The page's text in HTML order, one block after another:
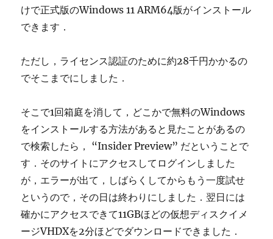
けで正式版のWindows 11 ARM64版がインストール
できます．
ただし，ライセンス認証のために約28千円かかるの
でそこまでにしました．
そこで1回箱庭を消して，どこかで無料のWindows
をインストールする方法があると見たことがあるの
で検索したら， “Insider Preview” だということで
す．そのサイトにアクセスしてログインしました
が，エラーが出て，しばらくしてからもう一度試せ
というので，その日は終わりにしました．翌日には
確かにアクセスできて11GBほどの仮想ディスクイメ
ージVHDXを2分ほどでダウンロードできました．